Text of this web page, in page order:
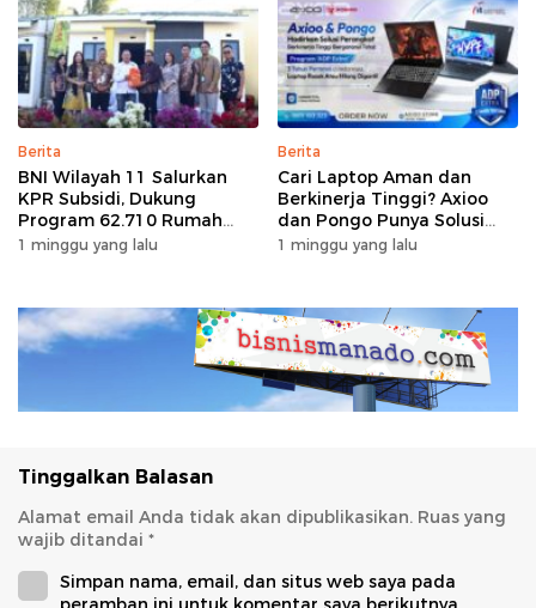
Berita
BNI Wilayah 11 Salurkan
KPR Subsidi, Dukung
Program 62.710 Rumah
Bersubsidi
1 minggu yang lalu
Berita
Cari Laptop Aman dan
Berkinerja Tinggi? Axioo
dan Pongo Punya Solusi
dengan Garansi Ekstra
1 minggu yang lalu
Tinggalkan Balasan
Alamat email Anda tidak akan dipublikasikan. Ruas yang
wajib ditandai *
Simpan nama, email, dan situs web saya pada